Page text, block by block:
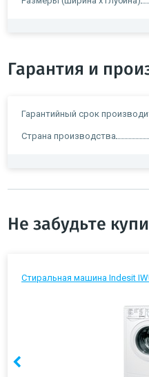
Гарантия и
Гарантийный срок
Страна производства
Не забудьте
Стиральная машина Indesit